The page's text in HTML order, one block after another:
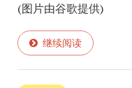
(图片由谷歌提供)
继续阅读